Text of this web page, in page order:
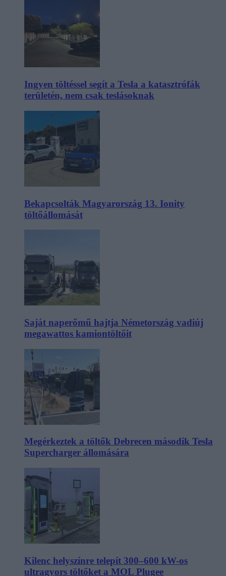
Ingyen töltéssel segít a Tesla a katasztrófák
területén, nem csak teslásoknak
Bekapcsolták Magyarország 13. Ionity
töltőállomását
Saját naperőmű hajtja Németország vadiúj
megawattos kamiontöltőit
Megérkeztek a töltők Debrecen második Tesla
Supercharger állomására
Kilenc helyszínre telepít 300–600 kW-os
ultragyors töltőket a MOL Plugee